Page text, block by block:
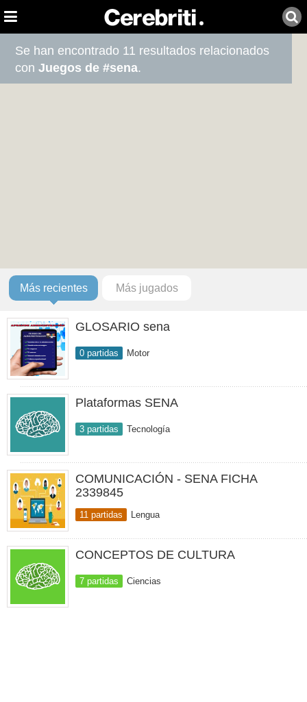
Se han encontrado 11 resultados relacionados
conJuegos de #sena.
Más recientes Más jugados
GLOSARIO sena
0 partidas Motor
Plataformas SENA
3 partidas Tecnología
COMUNICACIÓN - SENA FICHA
2339845
11 partidas Lengua
CONCEPTOS DE CULTURA
7 partidas Ciencias